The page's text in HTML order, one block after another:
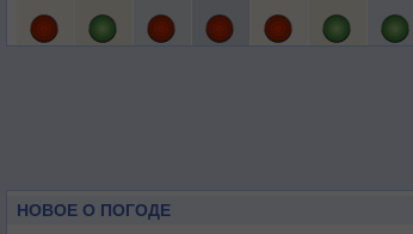
НОВОЕ О ПОГОДЕ